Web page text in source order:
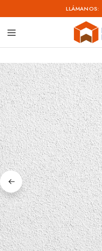
LLÁMANOS:
Materiales
–
CYL